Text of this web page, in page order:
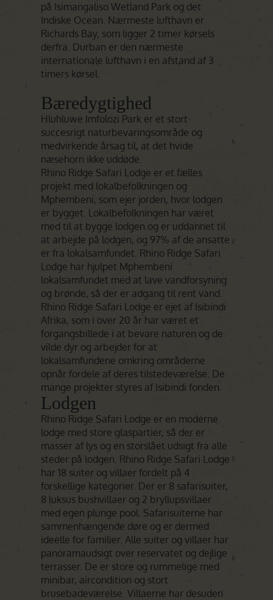
på Isimangaliso Wetland Park og det
Indiske Ocean. Nærmeste lufthavn er
Richards Bay, som ligger 2 timer kørsels
derfra. Durban er den nærmeste
internationale lufthavn i en afstand af 3
timers kørsel.
Bæredygtighed
Hluhluwe Imfolozi Park er et stort
succesrigt naturbevaringsområde og
medvirkende årsag til, at det hvide
næsehorn ikke uddøde.
Rhino Ridge Safari Lodge er et fælles
projekt med lokalbefolkningen og
Mphembeni, som ejer jorden, hvor lodgen
er bygget. Lokalbefolkningen har været
med til at bygge lodgen og er uddannet til
at arbejde på lodgen, og 97% af de ansatte
er fra lokalsamfundet. Rhino Ridge Safari
Lodge har hjulpet Mphembeni
lokalsamfundet med at lave vandforsyning
og brønde, så der er adgang til rent vand.
Rhino Ridge Safari Lodge er ejet af Isibindi
Afrika, som i over 20 år har været et
forgangsbillede i at bevare naturen og de
vilde dyr og arbejder for at
lokalsamfundene omkring områderne
opnår fordele af deres tilstedeværelse. De
mange projekter styres af Isibindi fonden.
Lodgen
Rhino Ridge Safari Lodge er en moderne
lodge med store glaspartier, så der er
masser af lys og en storslået udsigt fra alle
steder på lodgen. Rhino Ridge Safari Lodge
har 18 suiter og villaer fordelt på 4
forskellige kategorier. Der er 8 safarisuiter,
8 luksus bushvillaer og 2 bryllupsvillaer
med egen plunge pool. Safarisuiterne har
sammenhængende døre og er dermed
ideelle for familier. Alle suiter og villaer har
panoramaudsigt over reservatet og dejlige
terrasser. De er store og rummelige med
minibar, aircondition og stort
brusebadeværelse. Villaerne har desuden